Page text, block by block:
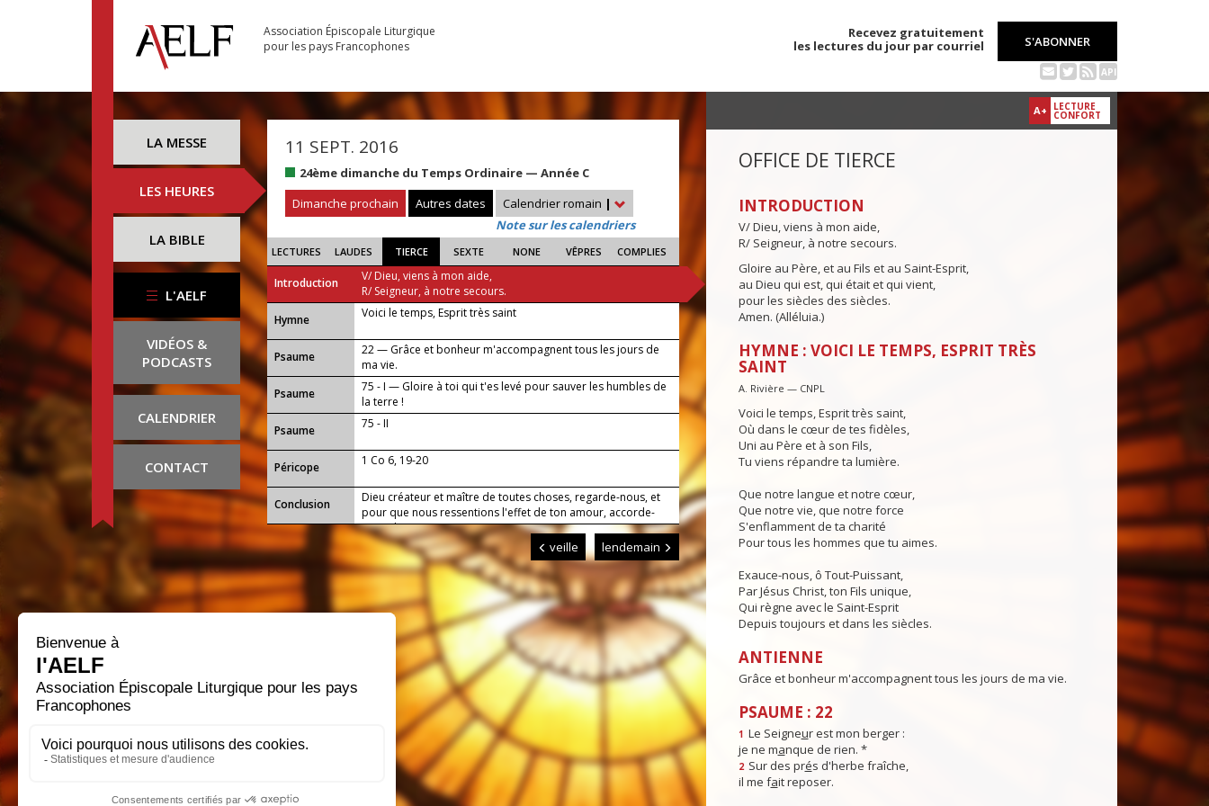
Association Épiscopale Liturgique
pour les pays Francophones
Recevez gratuitement
les lectures du jour par courriel
S'ABONNER
API
LA MESSE
LES HEURES
LA BIBLE
L'AELF
VIDÉOS &
PODCASTS
CALENDRIER
CONTACT
11 SEPT. 2016
24ème dimanche du Temps Ordinaire — Année C
Dimanche prochain
Autres dates Calendrier romain |
Note sur les calendriers
LECTURES LAUDES TIERCE SEXTE NONE VÊPRES COMPLIES
Introduction
V/ Dieu, viens à mon aide,
R/ Seigneur, à notre secours.
...
Hymne Voici le temps, Esprit très saint
Psaume
22 — Grâce et bonheur m'accompagnent tous les jours de
ma vie.
Psaume
75 - I — Gloire à toi qui t'es levé pour sauver les humbles de
la terre !
Psaume
75 - II
Péricope 1 Co 6, 19-20
Conclusion
Dieu créateur et maître de toutes choses, regarde-nous, et
pour que nous ressentions l'effet de ton amour, accorde-
nous de te servir avec un cœur sans partage.
veille lendemain
A+ LECTURE
CONFORT
OFFICE DE TIERCE
INTRODUCTION
V/ Dieu, viens à mon aide,
R/ Seigneur, à notre secours.
Gloire au Père, et au Fils et au Saint-Esprit,
au Dieu qui est, qui était et qui vient,
pour les siècles des siècles.
Amen. (Alléluia.)
HYMNE : VOICI LE TEMPS, ESPRIT TRÈS
SAINT
A. Rivière — CNPL
Voici le temps, Esprit très saint,
Où dans le cœur de tes fidèles,
Uni au Père et à son Fils,
Tu viens répandre ta lumière.
Que notre langue et notre cœur,
Que notre vie, que notre force
S'enflamment de ta charité
Pour tous les hommes que tu aimes.
Exauce-nous, ô Tout-Puissant,
Par Jésus Christ, ton Fils unique,
Qui règne avec le Saint-Esprit
Depuis toujours et dans les siècles.
ANTIENNE
Grâce et bonheur m'accompagnent tous les jours de ma vie.
PSAUME : 22
1 Le Seigneur est mon berger :
je ne manque de rien. *
2 Sur des prés d'herbe fraîche,
il me fait reposer.